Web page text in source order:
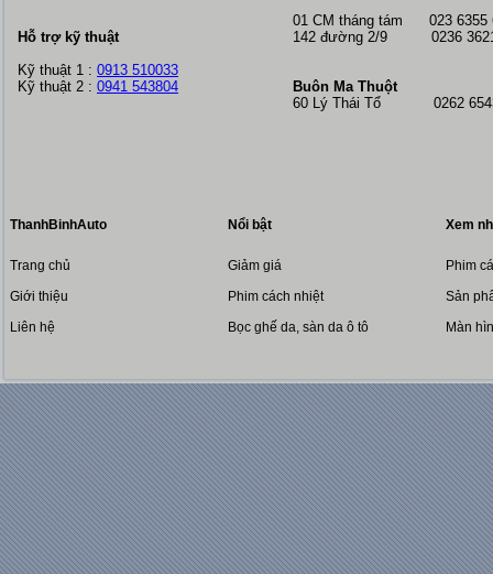
Hỗ trợ kỹ thuật
Kỹ thuật 1 : 0913 510033
Kỹ thuật 2 : 0941 543804
01 CM tháng tám 023 6355
142 đường 2/9 0236
Buôn Ma Thuột
60 Lý Thái Tổ 0262
ThanhBinhAuto
Trang chủ
Giới thiệu
Liên hệ
Nổi bật
Giảm giá
Phim cách nhiệt
Bọc ghế da, sàn da ô tô
Xem
Phim
Sản
Màn